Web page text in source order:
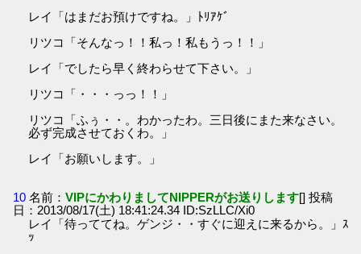
レイ「はまだお預けですね。」ﾄﾘｱｹﾞ
リツコ「そんなっ！！私っ！私もうっ！！」
レイ「でしたら早く終わらせて下さい。」
リツコ「・・・っっ！！」
リツコ「ふぅ・・。わかったわ。三日後にまた来なさい。
必ず完成させておくわ。」
レイ「お願いします。」
10 名前：VIPにかわりましてNIPPERがお送りします[] 投稿
日：2013/08/17(土) 18:41:24.34 ID:SzLLC/Xi0
レイ「待っててね。ゲンジ・・すぐに迎えに来るから。」ｽ
ｯ